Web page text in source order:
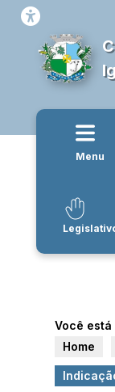
Menu
Você está
Home